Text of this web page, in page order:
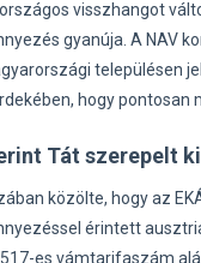
visszhangot
gyanúja. A NAV
településen
hogy pontosan
Tát szerepelt
közölte, hogy az
érintett
es vámtarifaszám